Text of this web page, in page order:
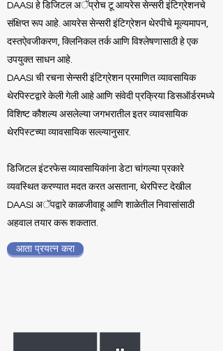
DAASI हे डिजिटल अॅप्रोच टू आयरेस सेन्सरी इंटिग्रेशनचे
संक्षिप्त रूप आहे. आयरेस सेन्सरी इंटिग्रेशन थेरपीचे मूल्यमापन,
दस्तऐवजीकरण, क्लिनिकल तर्क आणि विश्लेषणासाठी हे एक
उपयुक्त साधन आहे.
DAASI ची रचना सेन्सरी इंटिग्रेशन प्रमाणित व्यावसायिक
थेरपिस्टद्वारे केली गेली आहे आणि संवेदी प्रक्रिया डिसऑर्डरमध्ये
विशिष्ट कौशल्य असलेल्या जगभरातील इतर व्यावसायिक
थेरपिस्टच्या व्यावसायिक सल्ल्यानुसार.
डिजिटल इंटरफेस व्यावसायिकांना डेटा चांगल्या प्रकारे
व्यवस्थित करण्यात मदत करत असताना, थेरपिस्ट देखील
DAASI अॅपद्वारे काळजीवाहू आणि शाळेतील निवासांसाठी
अहवाल तयार करू शकतात.
आता प्रयत्न करा